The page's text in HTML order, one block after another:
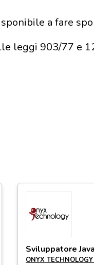
a fare
leggi 903/77 e
ONYX